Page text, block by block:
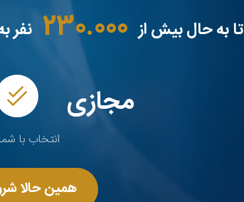
تا به حال بیش از 230.000 نفر
مجازی
انتخاب با
همین حالا